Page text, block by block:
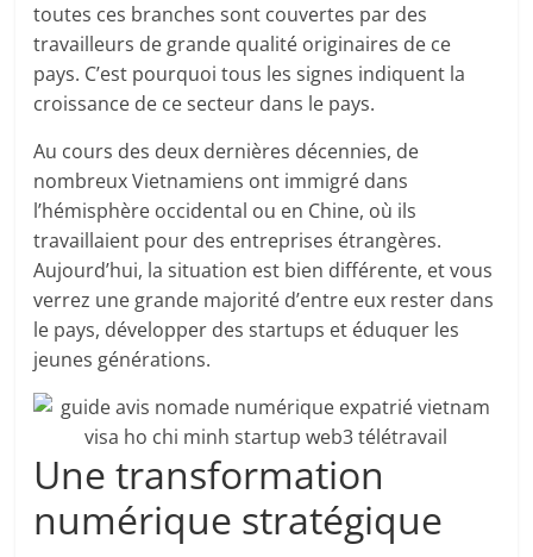
toutes ces branches sont couvertes par des
travailleurs de grande qualité originaires de ce
pays. C’est pourquoi tous les signes indiquent la
croissance de ce secteur dans le pays.
Au cours des deux dernières décennies, de
nombreux Vietnamiens ont immigré dans
l’hémisphère occidental ou en Chine, où ils
travaillaient pour des entreprises étrangères.
Aujourd’hui, la situation est bien différente, et vous
verrez une grande majorité d’entre eux rester dans
le pays, développer des startups et éduquer les
jeunes générations.
Une transformation
numérique stratégique